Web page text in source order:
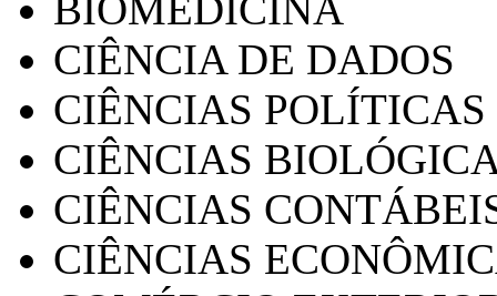
CIÊNCIA DE DADOS
CIÊNCIAS POLÍTICAS
CIÊNCIAS
CIÊNCIAS
CIÊNCIAS